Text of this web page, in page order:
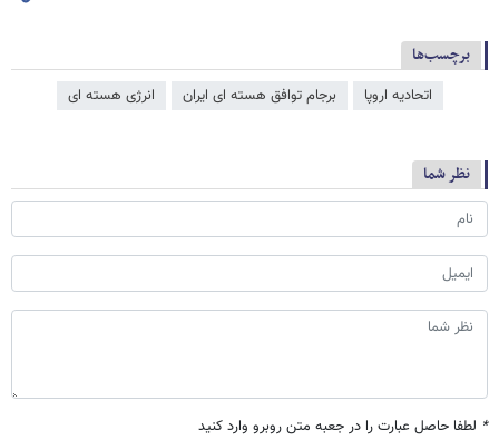
برچسب‌ها
اتحادیه اروپا برجام توافق هسته ای ایران انرژی هسته ای
نظر شما
* لطفا حاصل عبارت را در جعبه متن روبرو وارد کنید